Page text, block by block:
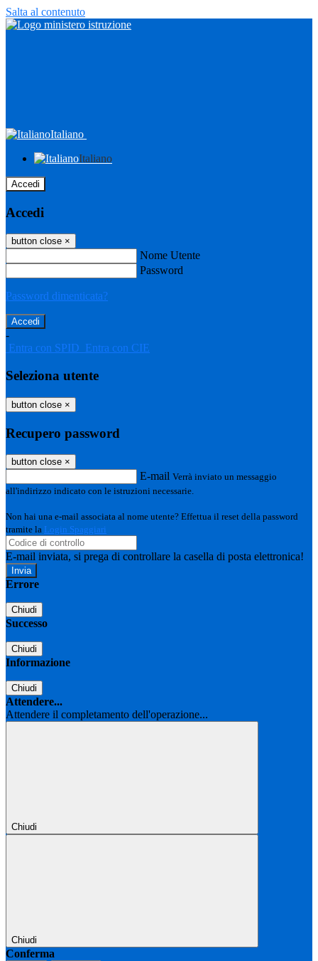
Salta al contenuto
Italiano
Italiano
Accedi
Accedi
button close ×
Nome Utente
Password
Password dimenticata?
-
Entra con SPID Entra con CIE
Seleziona utente
button close ×
Recupero password
button close ×
E-mail Verrà inviato un messaggio
all'indirizzo indicato con le istruzioni necessarie.
Non hai una e-mail associata al nome utente? Effettua il reset della password
tramite la Login Spaggiari
E-mail inviata, si prega di controllare la casella di posta elettronica!
Errore
Chiudi
Successo
Chiudi
Informazione
Chiudi
Attendere...
Attendere il completamento dell'operazione...
Chiudi
Chiudi
Conferma